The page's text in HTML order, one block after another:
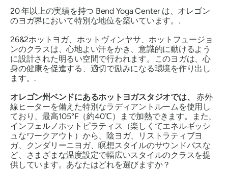
20 年以上の実績を持つ Bend Yoga Center は、オレゴン
のヨガ界において特別な地位を築いています。.
26&2ホットヨガ、ホットヴィンヤサ、ホットフュージョ
ンのクラスは、心地よい汗をかき、意識的に動けるよう
に設計された明るい空間で行われます。このヨガは、心
身の健康を促進する、適切で励みになる環境を作り出し
ます。.
オレゴン州ベンドにあるホットヨガスタジオでは、
赤外
線ヒーターを備えた特別なラディアントルームを使用し
ており、最高105°F（約40℃）まで加熱できます。また、
インフェルノホットピラティス（楽しくてエネルギッシ
ュなワークアウト）から、陰ヨガ、リストラティブヨ
ガ、クンダリーニヨガ、瞑想スタイルのサウンドバスな
ど、さまざまな温度設定で幅広いスタイルのクラスを提
供しています。あなたはどれを選びますか？